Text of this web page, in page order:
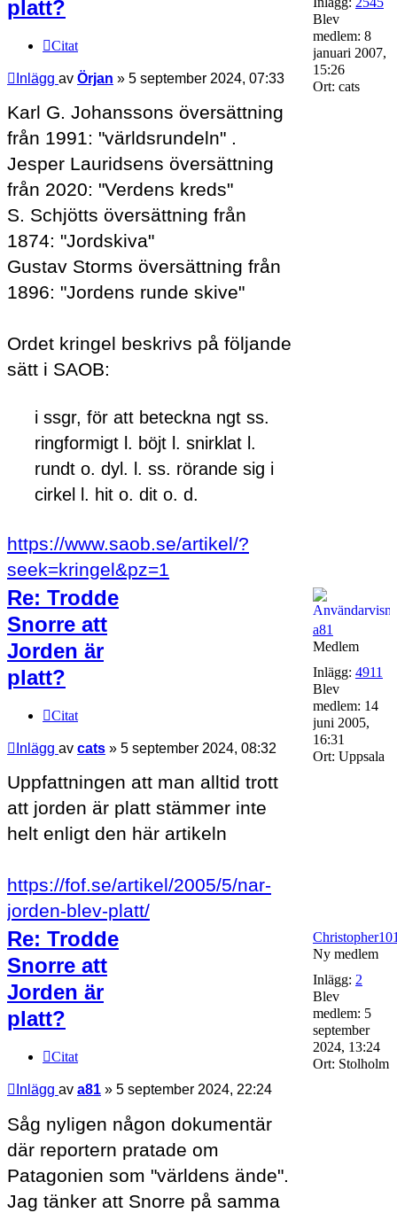
platt?
Citat
Inlägg av Örjan » 5 september 2024, 07:33
Karl G. Johanssons översättning
från 1991: "världsrundeln" .
Jesper Lauridsens översättning
från 2020: "Verdens kreds"
S. Schjötts översättning från
1874: "Jordskiva"
Gustav Storms översättning från
1896: "Jordens runde skive"
Ordet kringel beskrivs på följande
sätt i SAOB:
i ssgr, för att beteckna ngt ss.
ringformigt l. böjt l. snirklat l.
rundt o. dyl. l. ss. rörande sig i
cirkel l. hit o. dit o. d.
https://www.saob.se/artikel/?
seek=kringel&pz=1
Blev
medlem: 8
januari 2007,
15:26
Ort: cats
Re: Trodde
Snorre att
Jorden är
platt?
Citat
Inlägg av cats » 5 september 2024, 08:32
Uppfattningen att man alltid trott
att jorden är platt stämmer inte
helt enligt den här artikeln
https://fof.se/artikel/2005/5/nar-
jorden-blev-platt/
a81
Medlem
Inlägg: 4911
Blev
medlem: 14
juni 2005,
16:31
Ort: Uppsala
Re: Trodde
Snorre att
Jorden är
platt?
Citat
Inlägg av a81 » 5 september 2024, 22:24
Såg nyligen någon dokumentär
där reportern pratade om
Patagonien som "världens ände".
Jag tänker att Snorre på samma
Ny medlem
Inlägg: 2
Blev
medlem: 5
september
2024, 13:24
Ort: Stolholm